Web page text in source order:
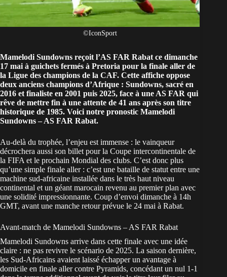
©IconSport
Mamelodi Sundowns reçoit l’AS FAR Rabat ce dimanche
17 mai à guichets fermés à Pretoria pour la finale aller de
la Ligue des champions de la CAF. Cette affiche oppose
deux anciens champions d’Afrique : Sundowns, sacré en
2016 et finaliste en 2001 puis 2025, face à une AS FAR qui
rêve de mettre fin à une attente de 41 ans après son titre
historique de 1985. Voici notre pronostic Mamelodi
Sundowns – AS FAR Rabat.
Au-delà du trophée, l’enjeu est immense : le vainqueur
décrochera aussi son billet pour la Coupe intercontinentale de
la FIFA et le prochain Mondial des clubs. C’est donc plus
qu’une simple finale aller : c’est une bataille de statut entre une
machine sud-africaine installée dans le très haut niveau
continental et un géant marocain revenu au premier plan avec
une solidité impressionnante. Coup d’envoi dimanche à 14h
GMT, avant une manche retour prévue le 24 mai à Rabat.
Avant-match de Mamelodi Sundowns – AS FAR Rabat
Mamelodi Sundowns arrive dans cette finale avec une idée
claire : ne pas revivre le scénario de 2025. La saison dernière,
les Sud-Africains avaient laissé échapper un avantage à
domicile en finale aller contre Pyramids, concédant un nul 1-1